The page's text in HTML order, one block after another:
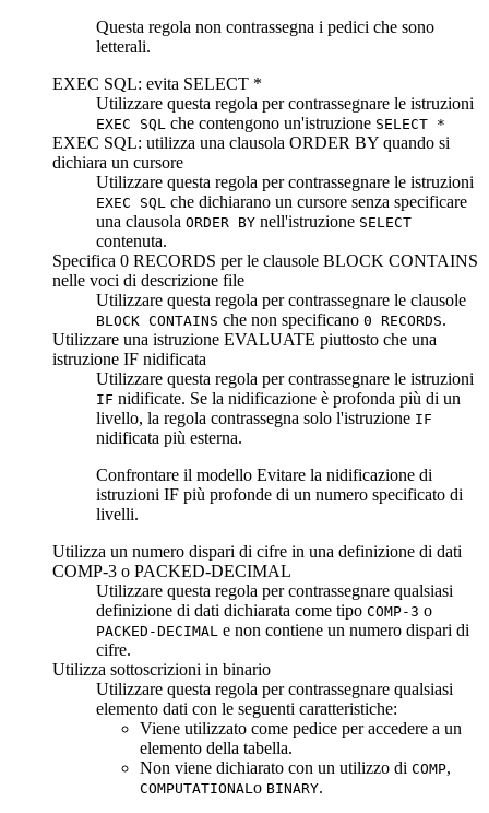
Questa regola non contrassegna i pedici che sono
letterali.
EXEC SQL: evita SELECT *
Utilizzare questa regola per contrassegnare le istruzioni
EXEC SQL che contengono un'istruzione SELECT *
EXEC SQL: utilizza una clausola ORDER BY quando si
dichiara un cursore
Utilizzare questa regola per contrassegnare le istruzioni
EXEC SQL che dichiarano un cursore senza specificare
una clausola ORDER BY nell'istruzione SELECT
contenuta.
Specifica 0 RECORDS per le clausole BLOCK CONTAINS
nelle voci di descrizione file
Utilizzare questa regola per contrassegnare le clausole
BLOCK CONTAINS che non specificano 0 RECORDS.
Utilizzare una istruzione EVALUATE piuttosto che una
istruzione IF nidificata
Utilizzare questa regola per contrassegnare le istruzioni
IF nidificate. Se la nidificazione è profonda più di un
livello, la regola contrassegna solo l'istruzione IF
nidificata più esterna.
Confrontare il modello Evitare la nidificazione di
istruzioni IF più profonde di un numero specificato di
livelli.
Utilizza un numero dispari di cifre in una definizione di dati
COMP-3 o PACKED-DECIMAL
Utilizzare questa regola per contrassegnare qualsiasi
definizione di dati dichiarata come tipo COMP-3 o
PACKED-DECIMAL e non contiene un numero dispari di
cifre.
Utilizza sottoscrizioni in binario
Utilizzare questa regola per contrassegnare qualsiasi
elemento dati con le seguenti caratteristiche:
Viene utilizzato come pedice per accedere a un
elemento della tabella.
Non viene dichiarato con un utilizzo di COMP,
COMPUTATIONAL o BINARY.